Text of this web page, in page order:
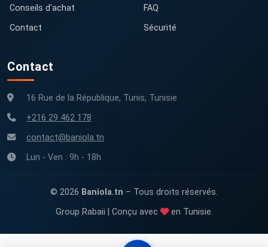
Conseils d'achat
Contact
FAQ
Sécurité
Contact
16 Rue de la République, Tunis, Tunisie
+216 29 462 178
contact@baniola.tn
Lun - Ven : 9h - 18h
© 2026 Baniola.tn – Tous droits réservés.
Group Rabaii | Conçu avec
en Tunisie.